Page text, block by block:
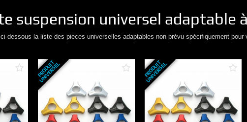
suspension universel adaptable
dessous la liste des pieces universelles adaptables non prévu spécifiquement pour
P
R
O
D
U
I
T
U
N
I
V
E
R
S
E
L P
R
O
D
U
I
T
U
N
I
V
E
R
S
E
L